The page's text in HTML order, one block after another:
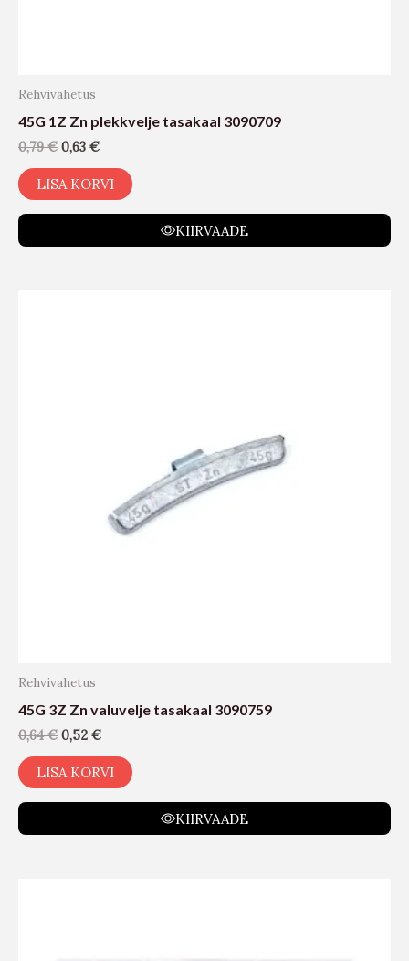
Rehvivahetus
45G 1Z Zn plekkvelje tasakaal 3090709
0,79€ 0,63 €
LISA KORVI
KIIRVAADE
Rehvivahetus
45G 3Z Zn valuvelje tasakaal 3090759
0,64€ 0,52 €
LISA KORVI
KIIRVAADE